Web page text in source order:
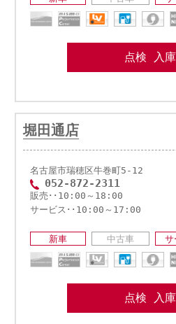
点検 入
堀田通店
名古屋市瑞穂区牛巻町5-12
052-872-2311
販売･･10:00～18:00
サービス･･10:00～17:00
新車 中古車 サ
点検 入